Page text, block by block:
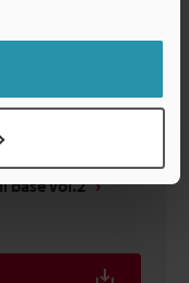
simulazione: CV-
base Vol.2